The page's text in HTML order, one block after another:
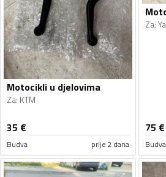
Motocikli u djelovima
Za: KTM
35 €
Budva prije 2 dana
Za:
75 €
Budva